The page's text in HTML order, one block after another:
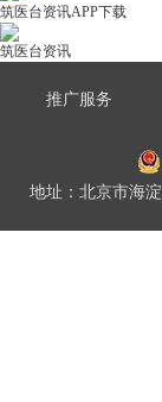
筑医台资讯APP下载
筑医台资讯
推广服务
地址：北京市海